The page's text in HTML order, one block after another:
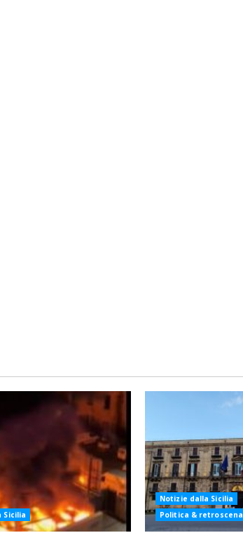
Sicilia
Notizie dalla Sicilia
Politica & retroscena